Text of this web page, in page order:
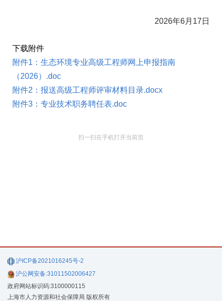
2026年6月17日
下载附件
附件1：生态环境专业高级工程师网上申报指南
（2026）.doc
附件2：报送高级工程师评审材料目录.docx
附件3：专业技术职务聘任表.doc
扫一扫在手机打开当前页
沪ICP备2021016245号-2
沪公网安备:31011502006427
政府网站标识码:3100000115
上海市人力资源和社会保障局 版权所有